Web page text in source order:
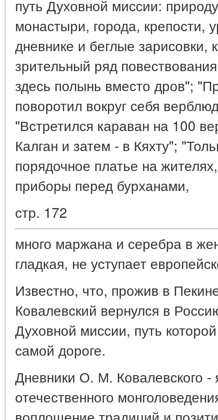
путь Духовной миссии:
монастыри, города, крепости,
дневнике и беглые зарисовки,
зрительный ряд
здесь полынь вместо дров";
поворотил вокруг себя
"Встретился караван на 100
Калган и затем - в Кяхту";
порядочное платье на
приборы перед бурханами,
стр. 172
много маржана и серебра в
гладкая, не уступает
Известно, что, прожив в
Ковалевский вернулся в
Духовной миссии, путь
самой дороге.
Дневники О. М. Ковалевского -
отечественного